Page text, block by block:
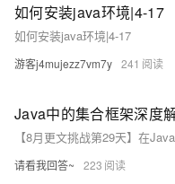
如何安装java环境|4-17
如何安装java环境|4-17
游客j4mujezz7vm7y 241
请看我回答~ 223